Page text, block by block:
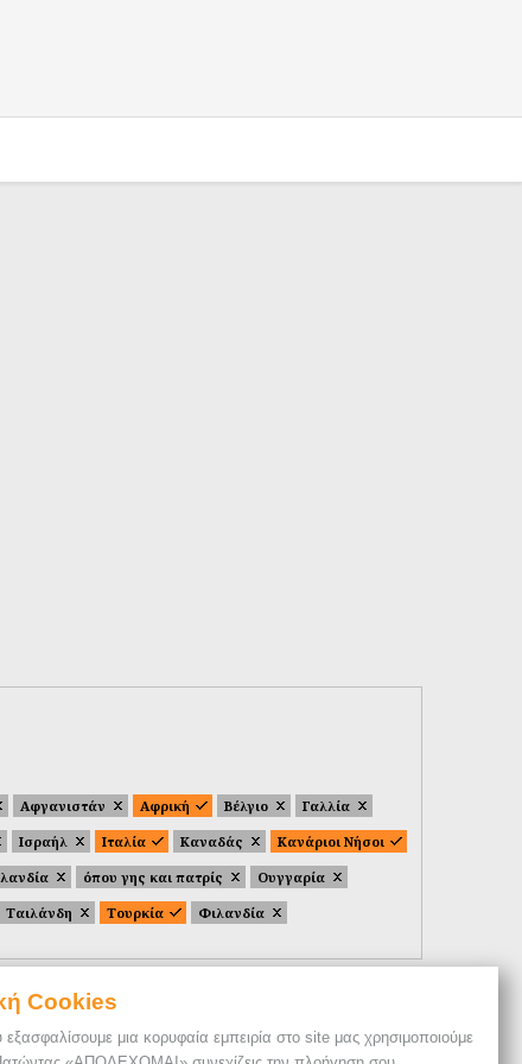
Cookies
εξασφαλίσουμε μια κορυφαία εμπειρία στο site μας χρησιμοποιούμε
Αφγανιστάν Αφρική Βέλγιο
Γαλλία
Ισραήλ Ιταλία Καναδάς
Κανάριοι Νήσοι
όπου γης και πατρίς
Ουγγαρία
Ταιλάνδη Τουρκία Φιλανδία